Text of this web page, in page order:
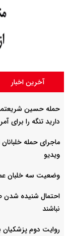
آخرین اخبار
حمله حسین
دارید تنگه را برای
ماجرای حمله
ویدیو
وضعیت سه خلبان
احتمال شنیده شدن
نباشند
روایت دوم